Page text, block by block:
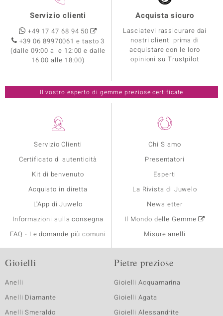
Servizio Clienti
Certificato di autenticità
Kit di benvenuto
Acquisto in diretta
L'App di Juwelo
Informazioni sulla consegna
FAQ - Le domande più comuni
Chi Siamo
Presentatori
Esperti
La Rivista di Juwelo
Newsletter
Il Mondo delle Gemme
Misure anelli
Servizio clienti
+49 17 47 68 94 50
+39 06 89970061 e tasto 3
(dalle 09:00 alle 12:00 e dalle
16:00 alle 18:00)
Acquista sicuro
Lasciatevi rassicurare dai
nostri clienti prima di
acquistare con le loro
opinioni su Trustpilot
Il vostro esperto di gemme preziose certificate
Gioielli
Anelli
Anelli Diamante
Anelli Smeraldo
Pietre preziose
Gioielli Acquamarina
Gioielli Agata
Gioielli Alessandrite